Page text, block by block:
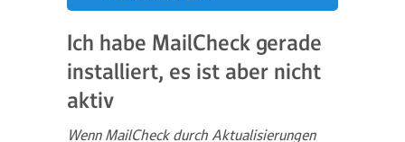
Ich habe MailCheck gerade
installiert, es ist aber nicht
aktiv
Wenn MailCheck durch Aktualisierungen